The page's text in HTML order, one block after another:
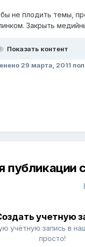
не плодить темы,
Закрыть
Показать контент
29 марта, 2011
публикации
учетную
учётную запись в
просто!